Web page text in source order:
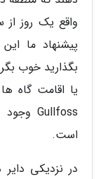
واقع یک روز
پیشنهاد ما
بگذارید خوب
یا اقامت گاه
است.
در نزدیکی